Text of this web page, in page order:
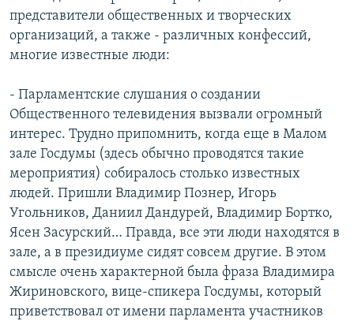
представители общественных и творческих
организаций, а также - различных конфессий,
многие известные люди:
- Парламентские слушания о создании
Общественного телевидения вызвали огромный
интерес. Трудно припомнить, когда еще в Малом
зале Госдумы (здесь обычно проводятся такие
мероприятия) собиралось столько известных
людей. Пришли Владимир Познер, Игорь
Угольников, Даниил Дандурей, Владимир Бортко,
Ясен Засурский… Правда, все эти люди находятся в
зале, а в президиуме сидят совсем другие. В этом
смысле очень характерной была фраза Владимира
Жириновского, вице-спикера Госдумы, который
приветствовал от имени парламента участников